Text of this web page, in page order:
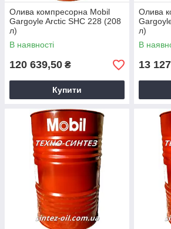
Олива компресорна Mobil
Gargoyle Arctic SHC 228 (208
л)
В наявності
120 639,50 ₴
Купити
Олива
л)
В
13